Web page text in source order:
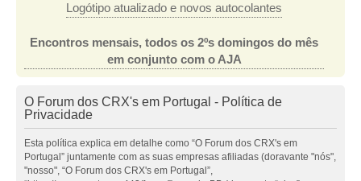
Logótipo atualizado e novos autocolantes
Encontros mensais, todos os 2ºs domingos do mês
em conjunto com o AJA
O Forum dos CRX's em Portugal - Política de
Privacidade
Esta política explica em detalhe como “O Forum dos CRX's em
Portugal” juntamente com as suas empresas afiliadas (doravante "nós",
"nosso", “O Forum dos CRX's em Portugal”,